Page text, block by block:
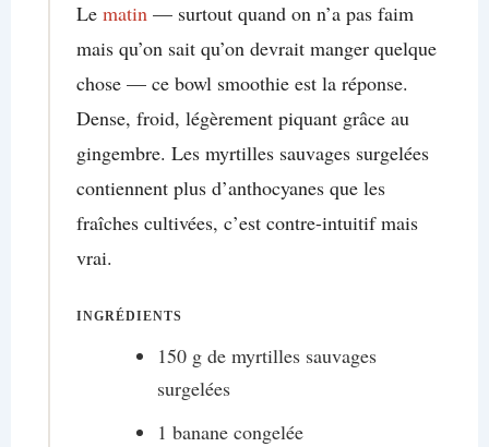
Le matin — surtout quand on n’a pas faim
mais qu’on sait qu’on devrait manger quelque
chose — ce bowl smoothie est la réponse.
Dense, froid, légèrement piquant grâce au
gingembre. Les myrtilles sauvages surgelées
contiennent plus d’anthocyanes que les
fraîches cultivées, c’est contre-intuitif mais
vrai.
INGRÉDIENTS
150 g de myrtilles sauvages
surgelées
1 banane congelée